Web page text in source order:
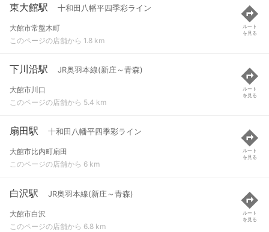
東大館駅 十和田八幡平四季彩ライン
大館市常盤木町
このページの店舗から 1.8 km
ルート
を見る
下川沿駅 JR奥羽本線(新庄～青森)
大館市川口
このページの店舗から 5.4 km
ルート
を見る
扇田駅 十和田八幡平四季彩ライン
大館市比内町扇田
このページの店舗から 6 km
ルート
を見る
白沢駅 JR奥羽本線(新庄～青森)
大館市白沢
このページの店舗から 6.8 km
ルート
を見る